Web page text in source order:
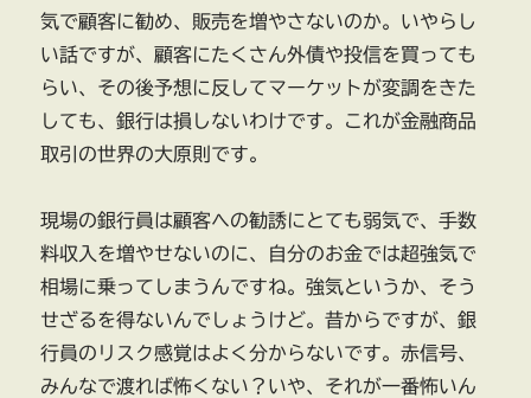
気で顧客に勧め、販売を増やさないのか。いやらし
い話ですが、顧客にたくさん外債や投信を買っても
らい、その後予想に反してマーケットが変調をきた
しても、銀行は損しないわけです。これが金融商品
取引の世界の大原則です。
現場の銀行員は顧客への勧誘にとても弱気で、手数
料収入を増やせないのに、自分のお金では超強気で
相場に乗ってしまうんですね。強気というか、そう
せざるを得ないんでしょうけど。昔からですが、銀
行員のリスク感覚はよく分からないです。赤信号、
みんなで渡れば怖くない？いや、それが一番怖いん